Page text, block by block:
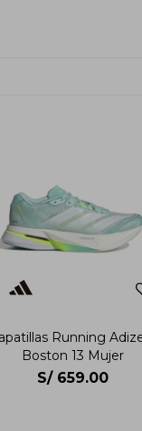
Running
Boston 13 Mujer
S/ 659.00